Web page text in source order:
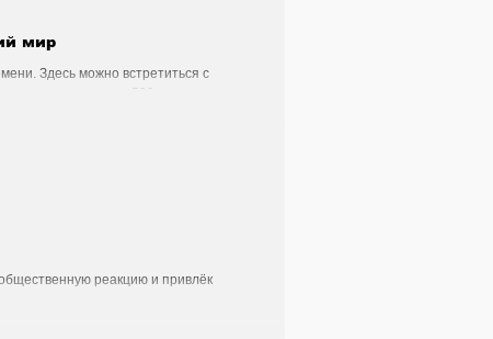
Стильный четверг
мир
Здесь можно встретиться с
насчитывающую 500 миллионов лет.
реакцию и привлёк